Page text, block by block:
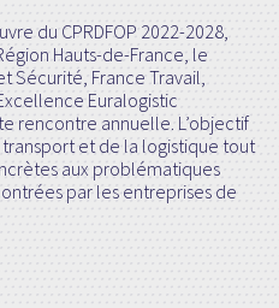
du CPRDFOP 2022-2028,
Hauts-de-France, le
Sécurité, France Travail,
Euralogistic
rencontre annuelle. L’objectif
et de la logistique tout
aux problématiques
par les entreprises de